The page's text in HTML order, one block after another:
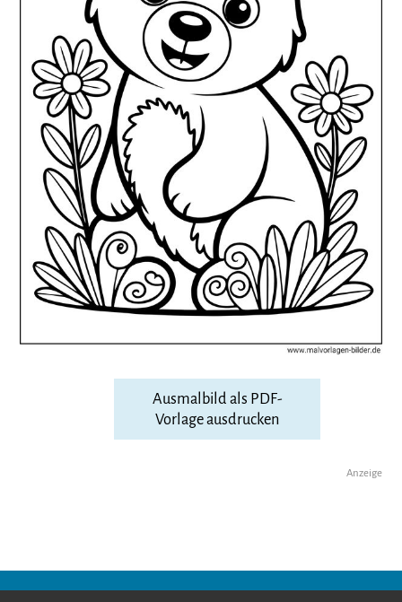
Ausmalbild als PDF-
Vorlage ausdrucken
Anzeige